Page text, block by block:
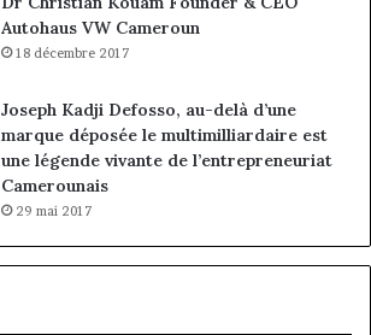
Autohaus VW Cameroun
18 décembre 2017
Joseph Kadji Defosso, au-delà d’une
marque déposée le multimilliardaire est
une légende vivante de l’entrepreneuriat
Camerounais
29 mai 2017